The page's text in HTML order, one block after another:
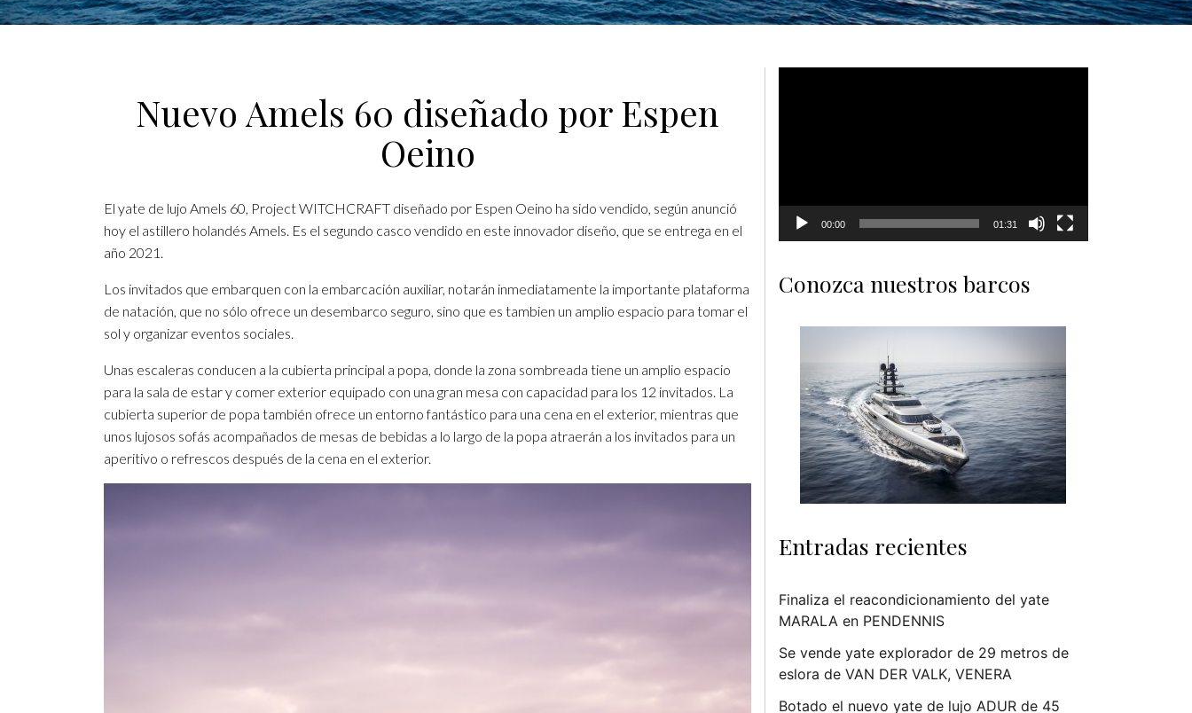
Nuevo Amels 60 diseñado por Espen
Oeino
El yate de lujo Amels 60, Project WITCHCRAFT diseñado por Espen Oeino ha sido vendido, según anunció
hoy el astillero holandés Amels. Es el segundo casco vendido en este innovador diseño, que se entrega en el
año 2021.
Los invitados que embarquen con la embarcación auxiliar, notarán inmediatamente la importante plataforma
de natación, que no sólo ofrece un desembarco seguro, sino que es tambien un amplio espacio para tomar el
sol y organizar eventos sociales.
Unas escaleras conducen a la cubierta principal a popa, donde la zona sombreada tiene un amplio espacio
para la sala de estar y comer exterior equipado con una gran mesa con capacidad para los 12 invitados. La
cubierta superior de popa también ofrece un entorno fantástico para una cena en el exterior, mientras que
unos lujosos sofás acompañados de mesas de bebidas a lo largo de la popa atraerán a los invitados para un
aperitivo o refrescos después de la cena en el exterior.
00:00 01:31
Conozca nuestros barcos
Entradas recientes
Finaliza el reacondicionamiento del yate
MARALA en PENDENNIS
Se vende yate explorador de 29 metros de
eslora de VAN DER VALK, VENERA
Botado el nuevo yate de lujo ADUR de 45